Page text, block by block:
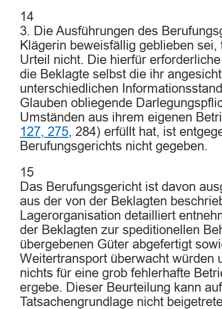
14
3. Die Ausführungen des
Klägerin beweisfällig geblieben
Urteil nicht. Die hierfür
die Beklagte selbst die ihr
unterschiedlichen
Glauben obliegende
Umständen aus ihrem eigenen
127, 275, 284) erfüllt hat, ist
Berufungsgerichts nicht gegeben.
15
Das Berufungsgericht ist davon
aus der von der Beklagten
Lagerorganisation detailliert
der Beklagten zur speditionellen
übergebenen Güter abgefertigt
Weitertransport überwacht würden
nichts für eine grob fehlerhafte
ergebe. Dieser Beurteilung kann
Tatsachengrundlage nicht